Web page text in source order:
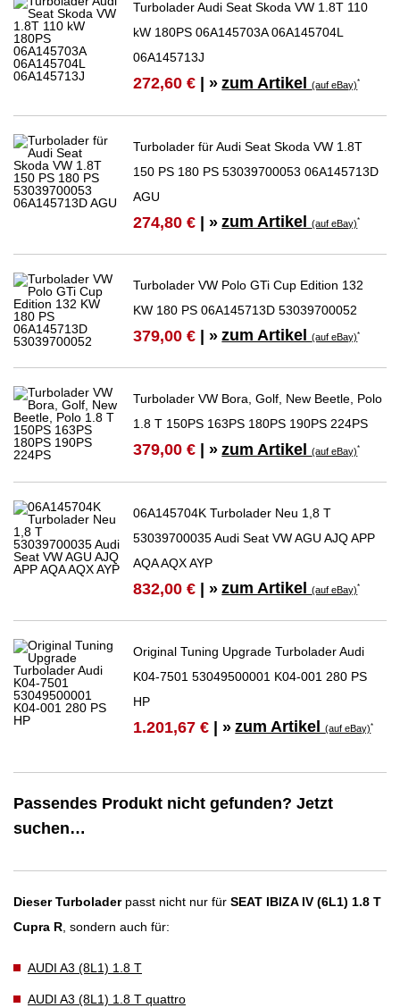
Turbolader Audi Seat Skoda VW 1.8T 110
kW 180PS 06A145703A 06A145704L
06A145713J
272,60 € | » zum Artikel(auf eBay)*
Turbolader für Audi Seat Skoda VW 1.8T
150 PS 180 PS 53039700053 06A145713D
AGU
274,80 € | » zum Artikel(auf eBay)*
Turbolader VW Polo GTi Cup Edition 132
KW 180 PS 06A145713D 53039700052
379,00 € | » zum Artikel(auf eBay)*
Turbolader VW Bora, Golf, New Beetle, Polo
1.8 T 150PS 163PS 180PS 190PS 224PS
379,00 € | » zum Artikel(auf eBay)*
06A145704K Turbolader Neu 1,8 T
53039700035 Audi Seat VW AGU AJQ APP
AQA AQX AYP
832,00 € | » zum Artikel(auf eBay)*
Original Tuning Upgrade Turbolader Audi
K04-7501 53049500001 K04-001 280 PS
HP
1.201,67 € | » zum Artikel(auf eBay)*
Passendes Produkt nicht gefunden? Jetzt
suchen…
Dieser Turboladerpasst nicht nur für SEAT IBIZA IV (6L1) 1.8 T
Cupra R, sondern auch für:
AUDI A3 (8L1) 1.8 T
AUDI A3 (8L1) 1.8 T quattro